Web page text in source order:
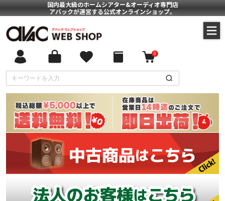
国内最大級のホームシアター&オーディオ専門店
アバックが運営する公式オンラインショップ。
0